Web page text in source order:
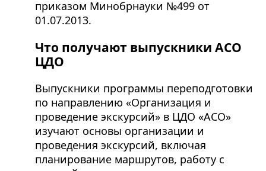
приказом Минобрнауки №499 от
01.07.2013.
Что получают выпускники АСО
ЦДО
Выпускники программы переподготовки
по направлению «Организация и
проведение экскурсий» в ЦДО «АСО»
изучают основы организации и
проведения экскурсий, включая
планирование маршрутов, работу с